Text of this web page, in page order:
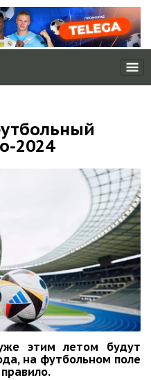
2024
этим летом будут
на футбольном поле